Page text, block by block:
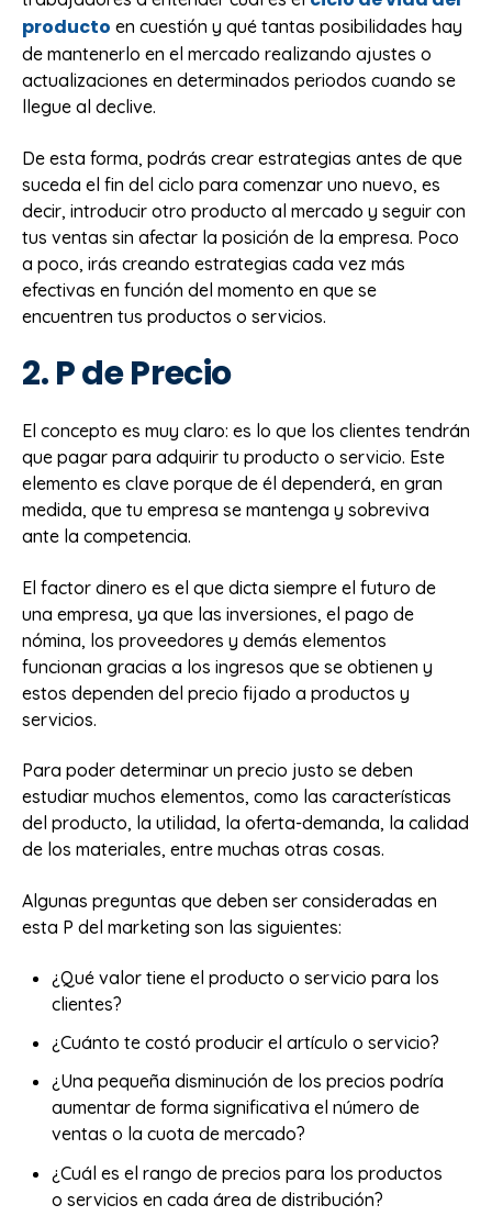
producto en cuestión y qué tantas posibilidades hay
de mantenerlo en el mercado realizando ajustes o
actualizaciones en determinados periodos cuando se
llegue al declive.
De esta forma, podrás crear estrategias antes de que
suceda el fin del ciclo para comenzar uno nuevo, es
decir, introducir otro producto al mercado y seguir con
tus ventas sin afectar la posición de la empresa. Poco
a poco, irás creando estrategias cada vez más
efectivas en función del momento en que se
encuentren tus productos o servicios.
2. P de Precio
El concepto es muy claro: es lo que los clientes tendrán
que pagar para adquirir tu producto o servicio. Este
elemento es clave porque de él dependerá, en gran
medida, que tu empresa se mantenga y sobreviva
ante la competencia.
El factor dinero es el que dicta siempre el futuro de
una empresa, ya que las inversiones, el pago de
nómina, los proveedores y demás elementos
funcionan gracias a los ingresos que se obtienen y
estos dependen del precio fijado a productos y
servicios.
Para poder determinar un precio justo se deben
estudiar muchos elementos, como las características
del producto, la utilidad, la oferta-demanda, la calidad
de los materiales, entre muchas otras cosas.
Algunas preguntas que deben ser consideradas en
esta P del marketing son las siguientes:
¿Qué valor tiene el producto o servicio para los
clientes?
¿Cuánto te costó producir el artículo o servicio?
¿Una pequeña disminución de los precios podría
aumentar de forma significativa el número de
ventas o la cuota de mercado?
¿Cuál es el rango de precios para los productos
o servicios en cada área de distribución?